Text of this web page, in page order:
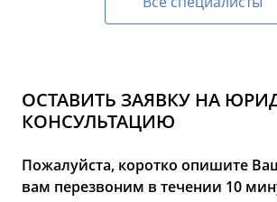
ОСТАВИТЬ ЗАЯВКУ НА
КОНСУЛЬТАЦИЮ
Пожалуйста, коротко опишите
вам перезвоним в течении 10